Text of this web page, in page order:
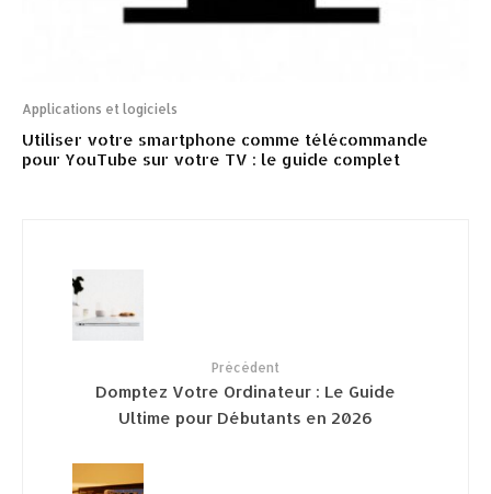
Applications et logiciels
Utiliser votre smartphone comme télécommande
pour YouTube sur votre TV : le guide complet
Précédent
Domptez Votre Ordinateur : Le Guide
Ultime pour Débutants en 2026